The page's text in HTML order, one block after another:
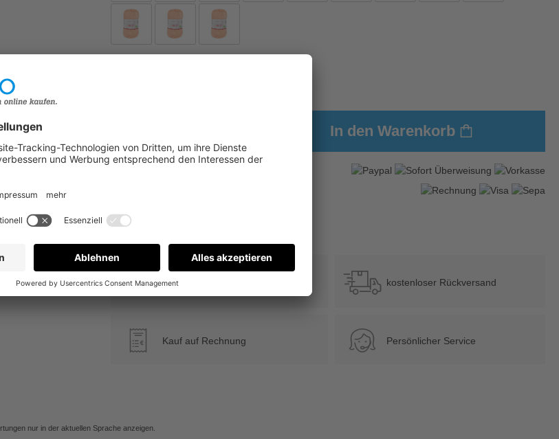
In den Warenkorb
Versandkostenfrei ab 39 € kostenloser Rückversand
€ Kauf auf Rechnung Persönlicher Service
nur in der aktuellen Sprache anzeigen.